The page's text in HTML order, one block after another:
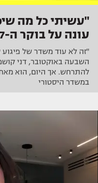
"עשיתי כל מה
עונה על בוקר ה-7 באוקטובר
"זה לא עוד משדר של
השבעה באוקטובר, דני
להתרחש. אך היום, הוא
במשדר היסטורי